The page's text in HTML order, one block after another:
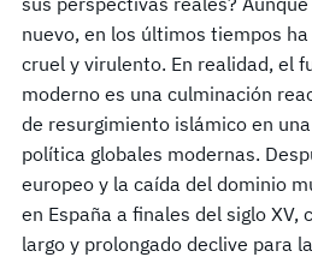
nuevo, en los últimos tiempos
cruel y virulento. En realidad, el
moderno es una culminación
de resurgimiento islámico en
política globales modernas.
europeo y la caída del dominio
en España a finales del siglo XV,
largo y prolongado declive para